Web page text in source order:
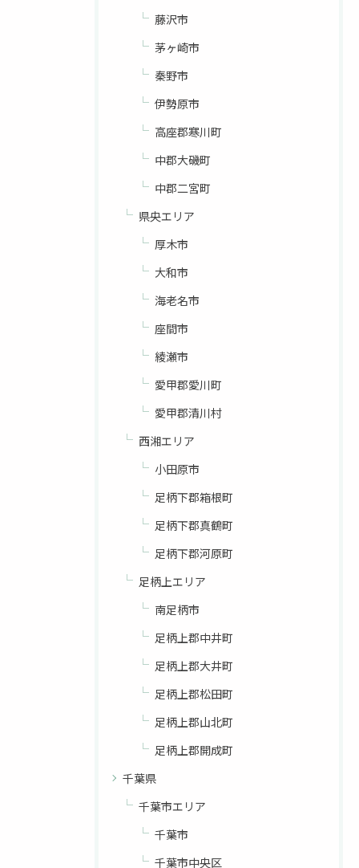
藤沢市
茅ヶ崎市
秦野市
伊勢原市
高座郡寒川町
中郡大磯町
中郡二宮町
県央エリア
厚木市
大和市
海老名市
座間市
綾瀬市
愛甲郡愛川町
愛甲郡清川村
西湘エリア
小田原市
足柄下郡箱根町
足柄下郡真鶴町
足柄下郡河原町
足柄上エリア
南足柄市
足柄上郡中井町
足柄上郡大井町
足柄上郡松田町
足柄上郡山北町
足柄上郡開成町
千葉県
千葉市エリア
千葉市
千葉市中央区